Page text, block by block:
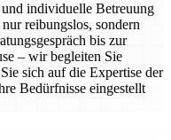
individuelle Betreuung
reibungslos, sondern
bis zur
– wir begleiten Sie
sich auf die Expertise der
Bedürfnisse eingestellt